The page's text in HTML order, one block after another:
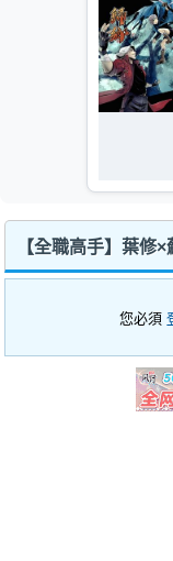
【全職高手】葉修
您必須